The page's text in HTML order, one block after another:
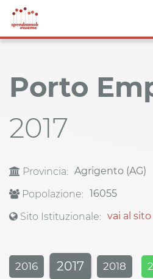
Porto
2017
Provincia: Agrigento (AG)
Popolazione: 16055
Sito Istituzionale: vai al sito
2016 2017 2018